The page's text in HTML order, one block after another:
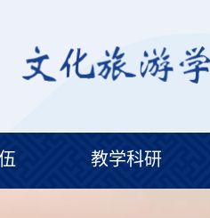
教学科研